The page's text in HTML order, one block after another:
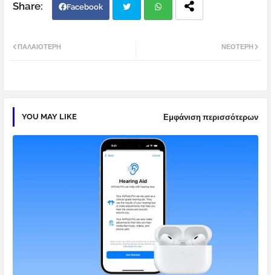
Facebook
pp
ΝΕΌΤΕΡΗ
ΠΑΛΑΙΌΤΕΡΗ
YOU MAY LIKE Εμφάνιση περισσότερων